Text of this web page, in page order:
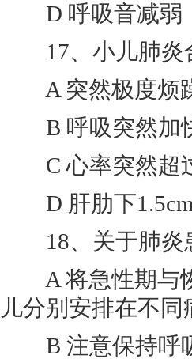
D 呼吸音减弱
17、小儿肺炎
A 突然极度烦
B 呼吸突然加
C 心率突然超
D 肝肋下1.5cm
18、关于肺炎
A 将急性期与恢
儿分别安排在不同
B 注意保持呼吸